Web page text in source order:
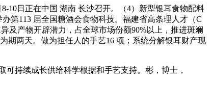
日正在中国 湖南 长沙召开。（4）新型银耳食物配料
第113 届全国糖酒会食物科技。福建省高条理人才（C
及产物开辟潜力，占全球市场份额90%以上，推进斑斓
期两天。做为担任人的手艺16 项；系统分解银耳财产现
持续成长供给科学根据和手艺支持。彬，博士，